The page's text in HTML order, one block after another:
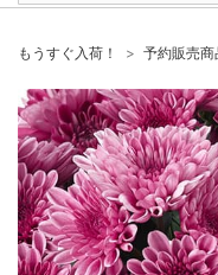
もうすぐ入荷！ 予約販売商